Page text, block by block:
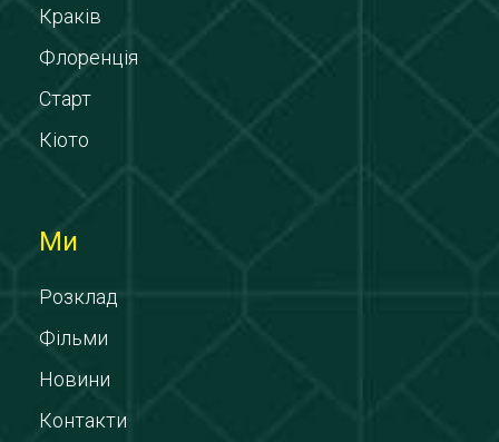
Краків
Флоренція
Старт
Кіото
Ми
Розклад
Фільми
Новини
Контакти